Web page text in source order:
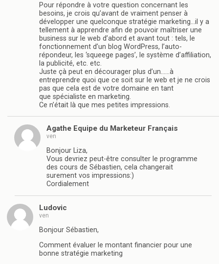
Pour répondre à votre question concernant les
besoins, je crois qu’avant de vraiment penser à
développer une quelconque stratégie marketing…il y a
tellement à apprendre afin de pouvoir maîtriser une
business sur le web d’abord et avant tout : tels, le
fonctionnement d’un blog WordPress, l’auto-
répondeur, les ‘squeege pages’, le système d’affiliation,
la publicité, etc. etc.
Juste çà peut en décourager plus d’un……à
entreprendre quoi que ce soit sur le web et je ne crois
pas que cela est de votre domaine en tant
que spécialiste en marketing.
Ce n’était là que mes petites impressions.
Agathe Equipe du Marketeur Français
ven
Bonjour Liza,
Vous devriez peut-être consulter le programme
des cours de Sébastien, cela changerait
surement vos impressions:)
Cordialement
Ludovic
ven
Bonjour Sébastien,
Comment évaluer le montant financier pour une
bonne stratégie marketing